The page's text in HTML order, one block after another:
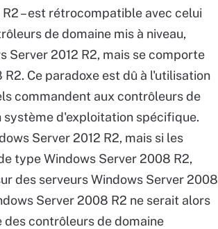
– est rétrocompatible avec celui
de domaine mis à niveau,
2012 R2, mais se comporte
Ce paradoxe est dû à l'utilisation
commandent aux contrôleurs de
système d'exploitation spécifique.
Server 2012 R2, mais si les
type Windows Server 2008 R2,
des serveurs Windows Server 2008
Server 2008 R2 ne serait alors
contrôleurs de domaine